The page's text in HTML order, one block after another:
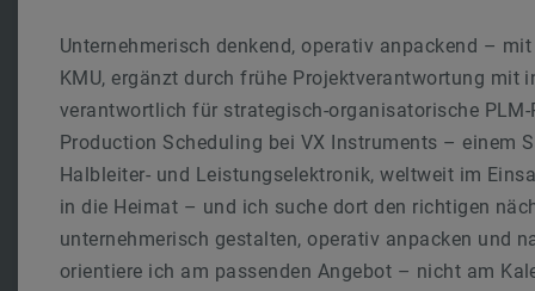
Unternehmerisch denkend, operativ anpackend –
KMU, ergänzt durch frühe Projektverantwortung
verantwortlich für strategisch-organisatorische
Production Scheduling bei VX Instruments – einem
Halbleiter- und Leistungselektronik, weltweit im
in die Heimat – und ich suche dort den richtigen
unternehmerisch gestalten, operativ anpacken und
orientiere ich am passenden Angebot – nicht am